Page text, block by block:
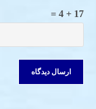
17 + 4 =